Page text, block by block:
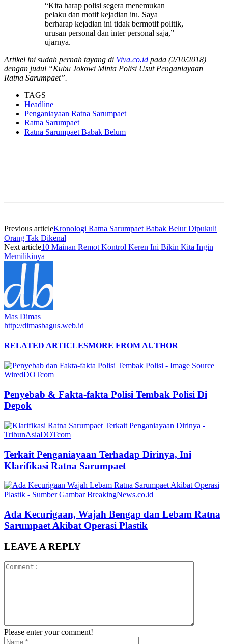
“Kita harap polisi segera menemukan
pelaku dan motif kejadian itu. Saya
berharap kejadian ini tidak bermotif politik,
urusan personal dan inter personal saja,”
ujarnya.
Artikel ini sudah pernah tayang di Viva.co.id pada (2/10/2018)
dengan judul “Kubu Jokowi Minta Polisi Usut Penganiayaan
Ratna Sarumpaet”.
TAGS
Headline
Penganiayaan Ratna Sarumpaet
Ratna Sarumpaet
Ratna Sarumpaet Babak Belum
Previous articleKronologi Ratna Sarumpaet Babak Belur Dipukuli
Orang Tak Dikenal
Next article10 Mainan Remot Kontrol Keren Ini Bikin Kita Ingin
Memilikinya
Mas Dimas
http://dimasbagus.web.id
RELATED ARTICLESMORE FROM AUTHOR
Penyebab & Fakta-fakta Polisi Tembak Polisi Di
Depok
Terkait Penganiayaan Terhadap Dirinya, Ini
Klarifikasi Ratna Sarumpaet
Ada Kecurigaan, Wajah Bengap dan Lebam Ratna
Sarumpaet Akibat Operasi Plastik
LEAVE A REPLY
Please enter your comment!